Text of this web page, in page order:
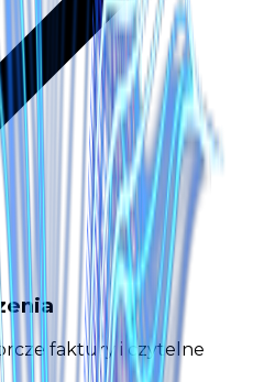
faktury i czytelne